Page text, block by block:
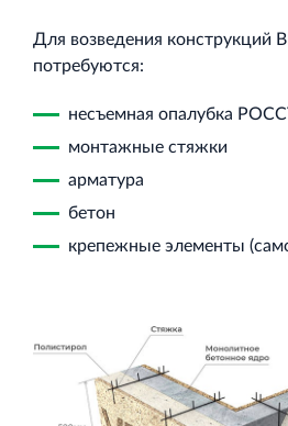
ЛЕННИИПРОЕКТ
Проектный институт по
Торговый комплекс НОРД
Для возведения конструкций
потребуются:
несъемная опалубка
монтажные стяжки
арматура
бетон
крепежные элементы